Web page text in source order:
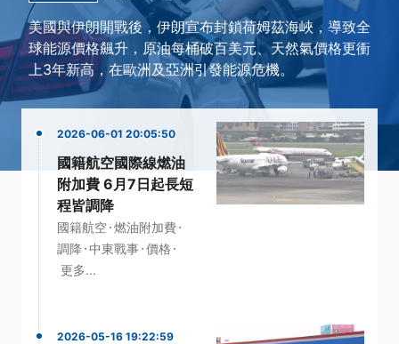
美國與伊朗開戰後，伊朗宣布封鎖荷姆茲海峽，導致全
球能源價格飆升，原油每桶破百美元、天然氣價格更衝
上3年新高，在歐洲及亞洲引發能源危機。
2026-06-01 20:05:50
國籍航空國際線燃油
附加費 6月7日起長短
程皆調降
國籍航空·燃油附加費·
調降 ·中東戰事·價格 ·
更多...
2026-05-16 19:22:59